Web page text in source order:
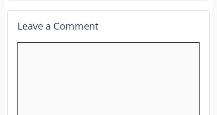
Leave a Comment